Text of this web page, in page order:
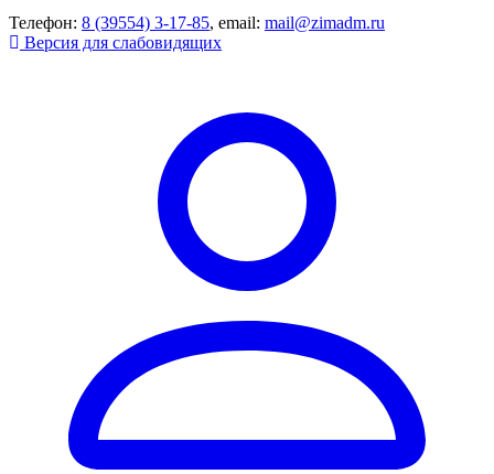
Телефон: 8 (39554) 3-17-85, email: mail@zimadm.ru
Версия для слабовидящих